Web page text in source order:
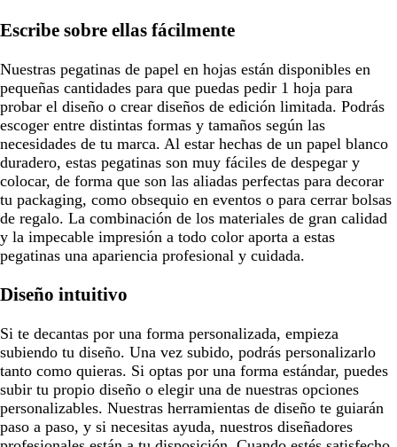
Escribe sobre ellas fácilmente
Nuestras pegatinas de papel en hojas están disponibles en
pequeñas cantidades para que puedas pedir 1 hoja para
probar el diseño o crear diseños de edición limitada. Podrás
escoger entre distintas formas y tamaños según las
necesidades de tu marca. Al estar hechas de un papel blanco
duradero, estas pegatinas son muy fáciles de despegar y
colocar, de forma que son las aliadas perfectas para decorar
tu packaging, como obsequio en eventos o para cerrar bolsas
de regalo. La combinación de los materiales de gran calidad
y la impecable impresión a todo color aporta a estas
pegatinas una apariencia profesional y cuidada.
Diseño intuitivo
Si te decantas por una forma personalizada, empieza
subiendo tu diseño. Una vez subido, podrás personalizarlo
tanto como quieras. Si optas por una forma estándar, puedes
subir tu propio diseño o elegir una de nuestras opciones
personalizables. Nuestras herramientas de diseño te guiarán
paso a paso, y si necesitas ayuda, nuestros diseñadores